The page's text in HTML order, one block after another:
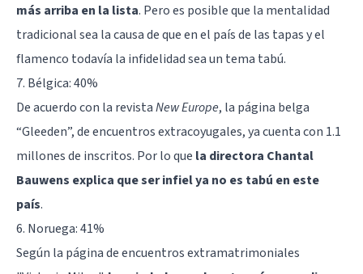
más arriba en la lista. Pero es posible que la mentalidad
tradicional sea la causa de que en el país de las tapas y el
flamenco todavía la infidelidad sea un tema tabú.
7. Bélgica: 40%
De acuerdo con la revistaNew Europe, la página belga
“Gleeden”, de encuentros extracoyugales, ya cuenta con 1.1
millones de inscritos. Por lo que la directora Chantal
Bauwens explica que ser infiel ya no es tabú en este
país.
6. Noruega: 41%
Según la página de encuentros extramatrimoniales